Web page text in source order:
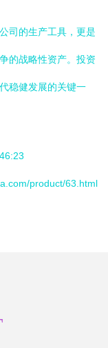
司的生产工具，更是
的战略性资产。投资
稳健发展的关键一
product/63.html